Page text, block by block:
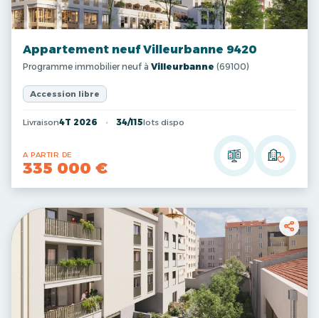
Appartement neuf Villeurbanne 9420
Programme immobilier neuf à Villeurbanne (69100)
Accession libre
Livraison4T 2026 34/115lots dispo
A PARTIR DE
335 000 €